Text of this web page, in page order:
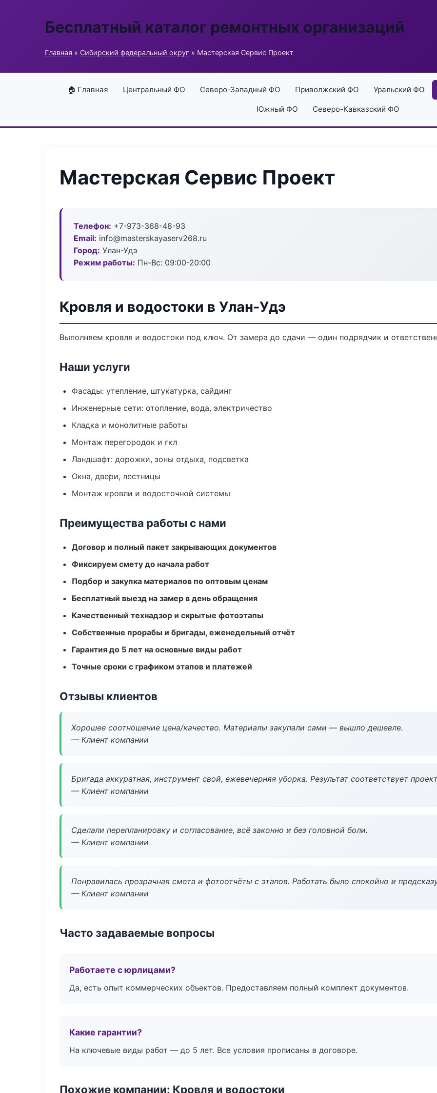
Бесплатный каталог ремонтных организаций
Главная » Сибирский федеральный округ » Мастерская Сервис Проект
🏠 Главная Центральный ФО Северо-Западный ФО Приволжский ФО Уральский ФО
Южный ФО Северо-Кавказский ФО
Мастерская Сервис Проект
Телефон: +7-973-368-48-93
Email: info@masterskayaserv268.ru
Город: Улан-Удэ
Режим работы: Пн-Вс: 09:00-20:00
Кровля и водостоки в Улан-Удэ
Выполняем кровля и водостоки под ключ. От замера до сдачи — один подрядчик и
Наши услуги
Фасады: утепление, штукатурка, сайдинг
Инженерные сети: отопление, вода, электричество
Кладка и монолитные работы
Монтаж перегородок и гкл
Ландшафт: дорожки, зоны отдыха, подсветка
Окна, двери, лестницы
Монтаж кровли и водосточной системы
Преимущества работы с нами
Договор и полный пакет закрывающих документов
Фиксируем смету до начала работ
Подбор и закупка материалов по оптовым ценам
Бесплатный выезд на замер в день обращения
Качественный технадзор и скрытые фотоэтапы
Собственные прорабы и бригады, еженедельный отчёт
Гарантия до 5 лет на основные виды работ
Точные сроки с графиком этапов и платежей
Отзывы клиентов
Хорошее соотношение цена/качество. Материалы закупали сами — вышло дешевле.
— Клиент компании
Бригада аккуратная, инструмент свой, ежевечерняя уборка. Результат соответствует
— Клиент компании
Сделали перепланировку и согласование, всё законно и без головной боли.
— Клиент компании
Понравилась прозрачная смета и фотоотчёты с этапов. Работать было спокойно и
— Клиент компании
Часто задаваемые вопросы
Работаете с юрлицами?
Да, есть опыт коммерческих объектов. Предоставляем полный комплект документов.
Какие гарантии?
На ключевые виды работ — до 5 лет. Все условия прописаны в договоре.
Похожие компании: Кровля и водостоки